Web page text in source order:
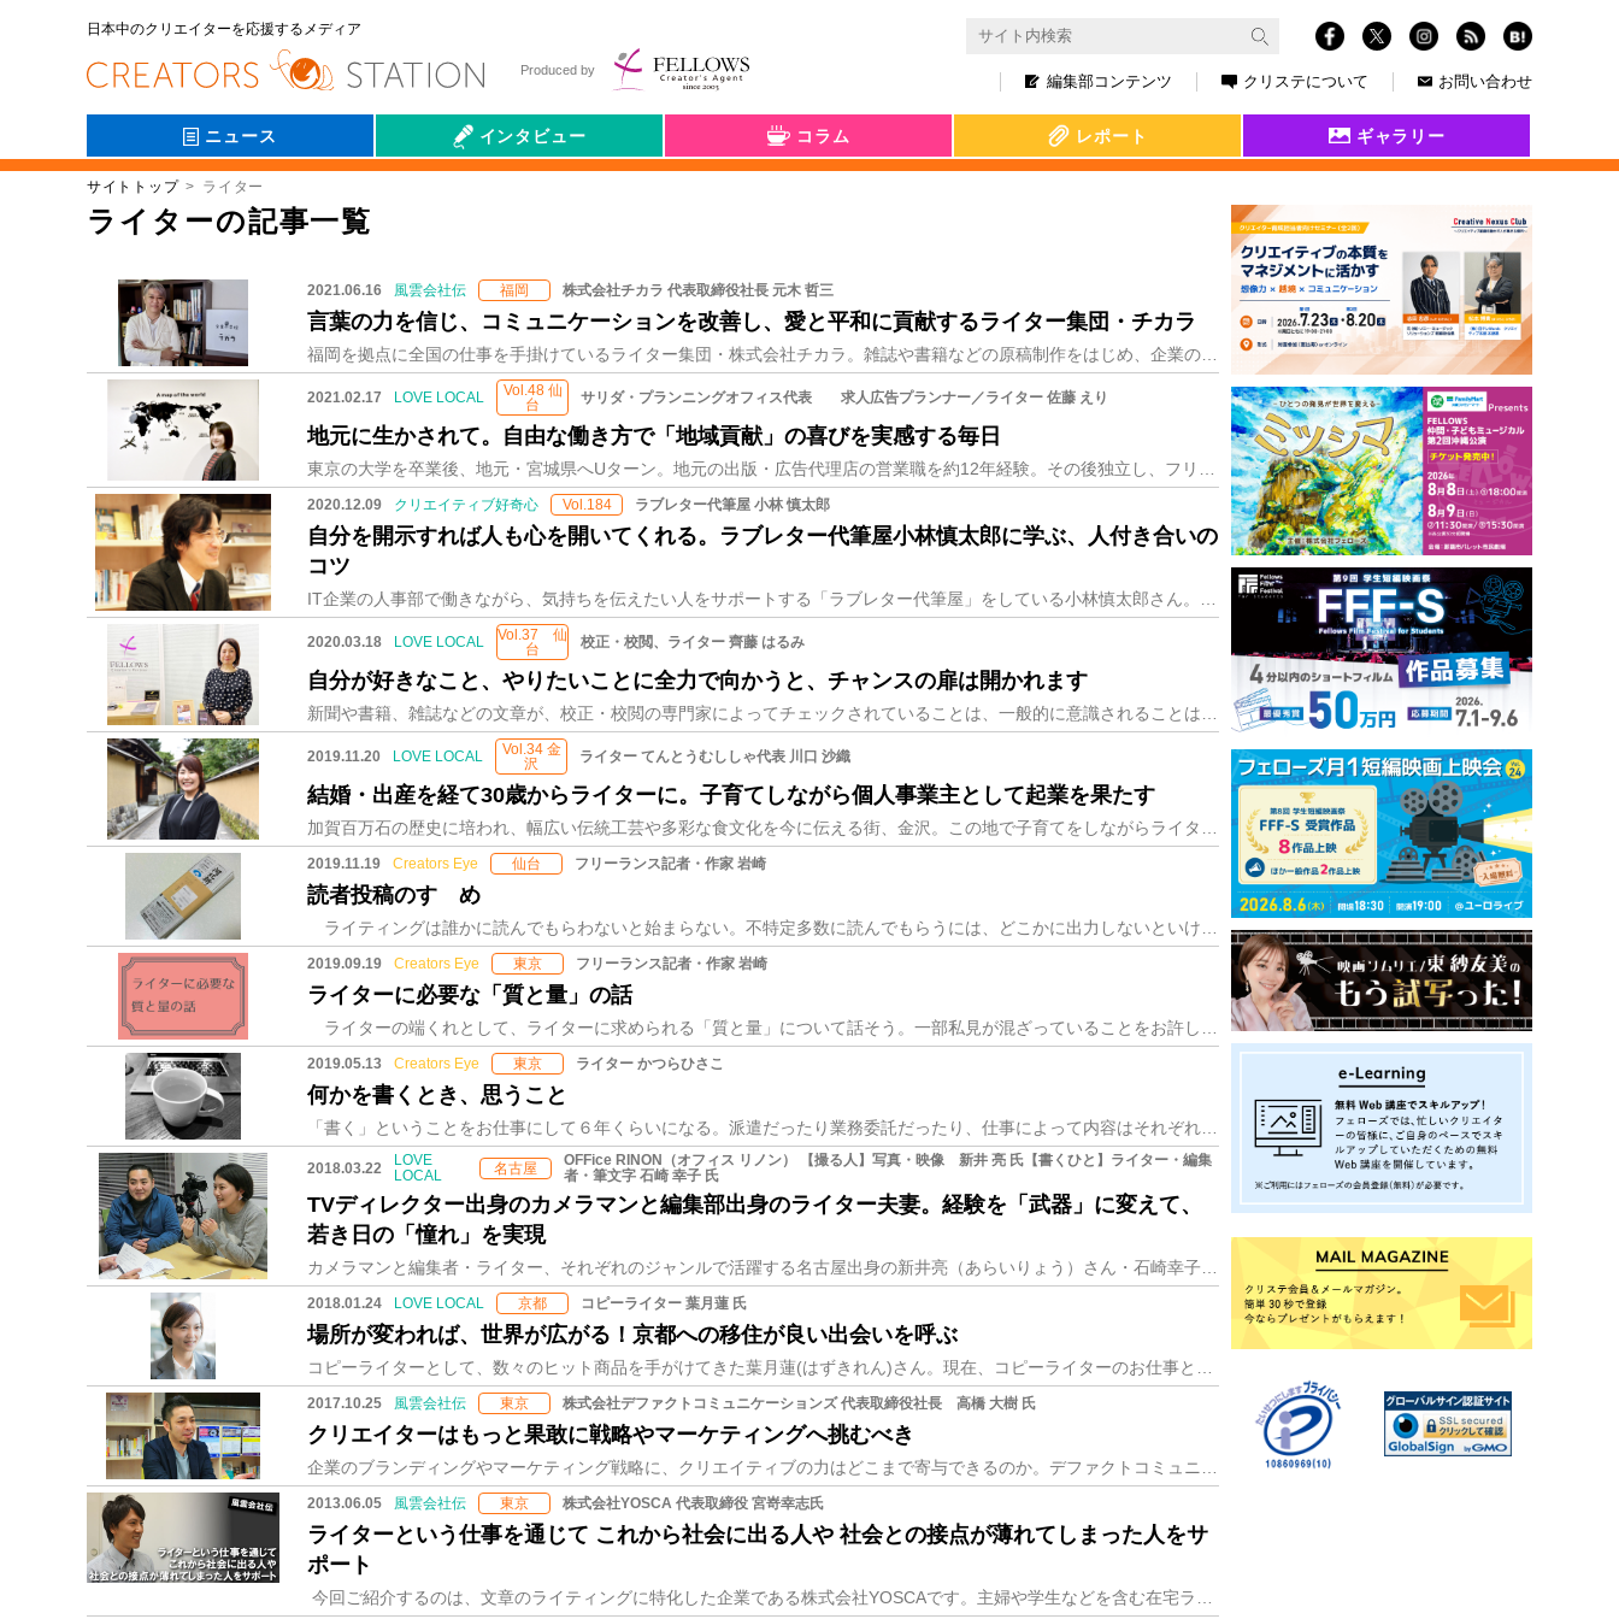
日本中のクリエイターを応援するメディア
編集部コンテンツ クリステについて お問い合わせ
Produced by
ニュース インタビュー コラム レポート ギャラリー
サイトトップ ライター
ライターの記事一覧
2021.06.16 風雲会社伝 福岡 株式会社チカラ 代表取締役社長 元木 哲三
言葉の力を信じ、コミュニケーションを改善し、愛と平和に貢献するライター集団・チカラ
2021.02.17 LOVE LOCAL
Vol.48 仙
台
サリダ・プランニングオフィス代表 求人広告プランナー／ライター 佐藤 えり
地元に生かされて。自由な働き方で「地域貢献」の喜びを実感する毎日
2020.12.09 クリエイティブ好奇心 Vol.184 ラブレター代筆屋 小林 慎太郎
自分を開示すれば人も心を開いてくれる。ラブレター代筆屋小林慎太郎に学ぶ、人付き合いの
コツ
2020.03.18 LOVE LOCAL
Vol.37 仙
台
校正・校閲、ライター 齊藤 はるみ
自分が好きなこと、やりたいことに全力で向かうと、チャンスの扉は開かれます
2019.11.20 LOVE LOCAL
Vol.34 金
沢
ライター てんとうむししゃ代表 川口 沙織
結婚・出産を経て30歳からライターに。子育てしながら個人事業主として起業を果たす
2019.11.19 Creators Eye 仙台 フリーランス記者・作家 岩崎
読者投稿のすゝめ
2019.09.19 Creators Eye 東京 フリーランス記者・作家 岩崎
ライターに必要な「質と量」の話
2019.05.13 Creators Eye 東京 ライター かつらひさこ
何かを書くとき、思うこと
2018.03.22
LOVE
LOCAL
名古屋
OFFice RINON（オフィス リノン） 【撮る人】写真・映像 新井 亮 氏【書くひと】ライター・編集
者・筆文字 石崎 幸子 氏
TVディレクター出身のカメラマンと編集部出身のライター夫妻。経験を「武器」に変えて、
若き日の「憧れ」を実現
2018.01.24 LOVE LOCAL 京都 コピーライター 葉月蓮 氏
場所が変われば、世界が広がる！京都への移住が良い出会いを呼ぶ
2017.10.25 風雲会社伝 東京 株式会社デファクトコミュニケーションズ 代表取締役社長 高橋 大樹 氏
クリエイターはもっと果敢に戦略やマーケティングへ挑むべき
2013.06.05 風雲会社伝 東京 株式会社YOSCA 代表取締役 宮嵜幸志氏
ライターという仕事を通じて これから社会に出る人や 社会との接点が薄れてしまった人をサ
ポート